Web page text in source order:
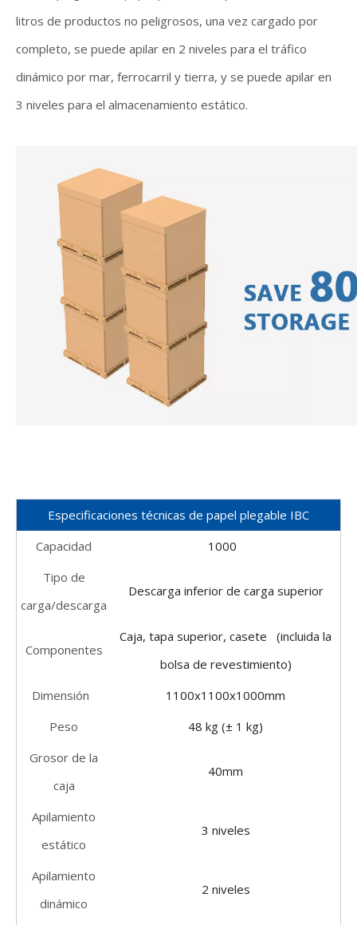
litros de productos no peligrosos, una vez cargado por
completo, se puede apilar en 2 niveles para el tráfico
dinámico por mar, ferrocarril y tierra, y se puede apilar en
3 niveles para el almacenamiento estático.
Especificaciones técnicas de papel plegable IBC
Capacidad
1000
Tipo de
carga/descarga
Descarga inferior de carga superior
Componentes
Caja, tapa superior, casete (incluida la
bolsa de revestimiento)
Dimensión
1100x1100x1000mm
Peso
48 kg (± 1 kg)
Grosor de la
caja
40mm
Apilamiento
estático
3 niveles
Apilamiento
dinámico
2 niveles